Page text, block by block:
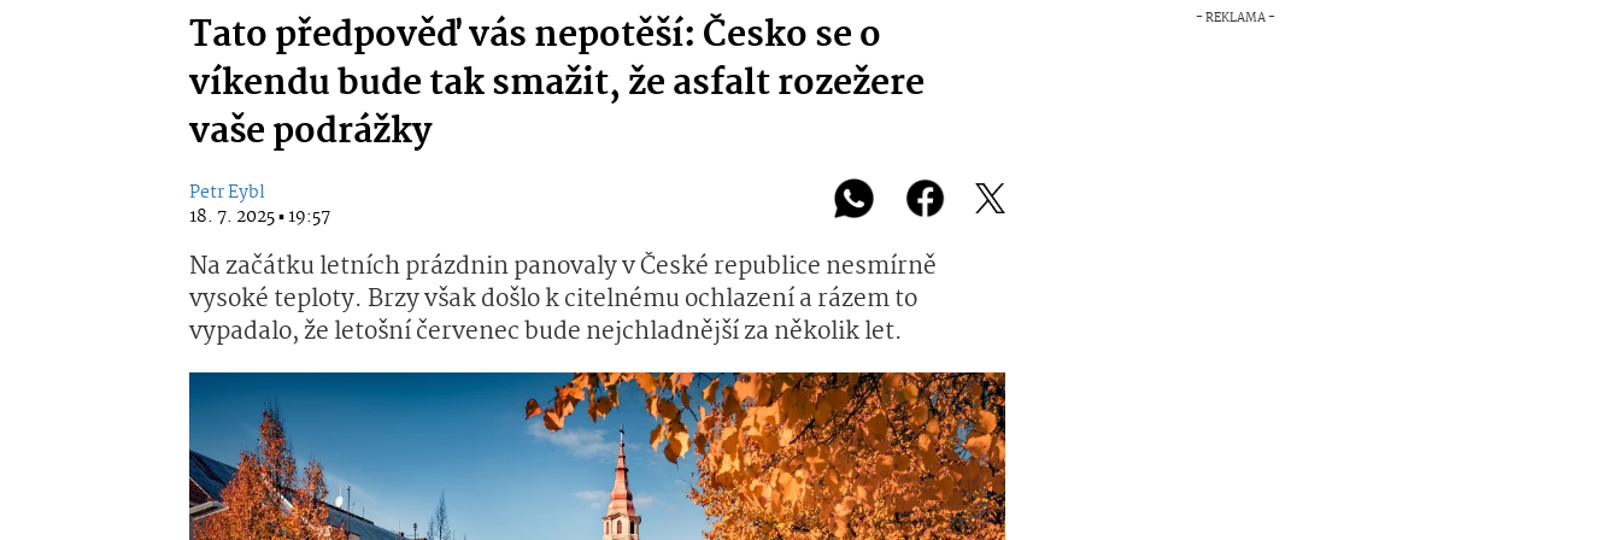
Tato předpověď vás nepotěší: Česko se o
víkendu bude tak smažit, že asfalt rozežere
vaše podrážky
Petr Eybl
18. 7. 2025 ▪ 19:57
Na začátku letních prázdnin panovaly v České republice nesmírně
vysoké teploty. Brzy však došlo k citelnému ochlazení a rázem to
vypadalo, že letošní červenec bude nejchladnější za několik let.